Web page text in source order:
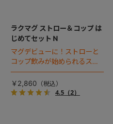
ラクマグ ストロー＆コップ は
じめてセット N
マグデビューに！ストローと
コップ飲みが始められるスタ
ーターセット。※新パッケージ
対応品
￥2,860
4.5（2）